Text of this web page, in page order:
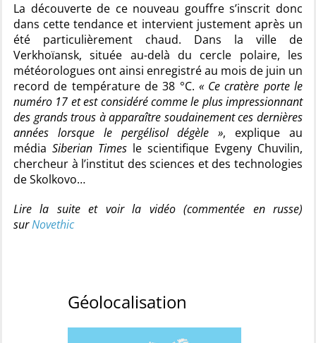
La découverte de ce nouveau gouffre s’inscrit donc
dans cette tendance et intervient justement après un
été particulièrement chaud. Dans la ville de
Verkhoïansk, située au-delà du cercle polaire, les
météorologues ont ainsi enregistré au mois de juin un
record de température de 38 °C. « Ce cratère porte le
numéro 17 et est considéré comme le plus impressionnant
des grands trous à apparaître soudainement ces dernières
années lorsque le pergélisol dégèle », explique au
média Siberian Times le scientifique Evgeny Chuvilin,
chercheur à l’institut des sciences et des technologies
de Skolkovo…
Lire la suite et voir la vidéo (commentée en russe)
surNovethic
Géolocalisation